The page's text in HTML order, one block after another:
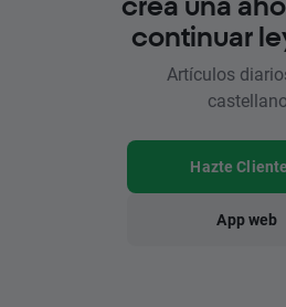
continuar
Artículos
Hazte Cliente
App web